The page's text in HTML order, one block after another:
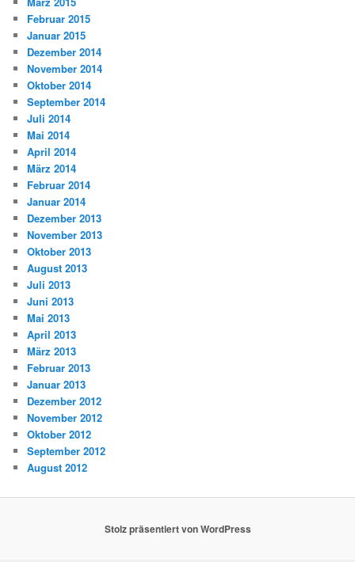
Februar 2015
Januar 2015
Dezember 2014
November 2014
Oktober 2014
September 2014
Juli 2014
Mai 2014
April 2014
März 2014
Februar 2014
Januar 2014
Dezember 2013
November 2013
Oktober 2013
August 2013
Juli 2013
Juni 2013
Mai 2013
April 2013
März 2013
Februar 2013
Januar 2013
Dezember 2012
November 2012
Oktober 2012
September 2012
August 2012
Stolz präsentiert von WordPress